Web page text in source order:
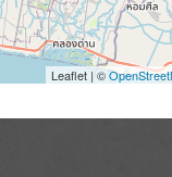
Leaflet | ©